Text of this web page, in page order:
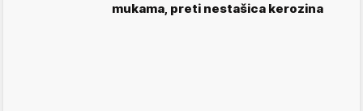
mukama, preti nestašica kerozina